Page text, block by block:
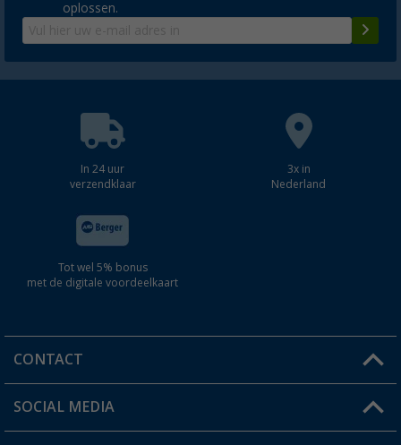
oplossen.
In 24 uur
verzendklaar
3x in
Nederland
Tot wel 5% bonus
met de digitale voordeelkaart
CONTACT
Een vraag?
SOCIAL MEDIA